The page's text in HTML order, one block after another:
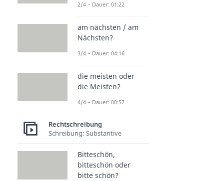
2/4 – Dauer: 01:22
am nächsten / am
Nächsten?
3/4 – Dauer: 04:16
die meisten oder
die Meisten?
4/4 – Dauer: 00:57
Rechtschreibung
Schreibung: Substantive
Bitteschön,
bitteschön oder
bitte schön?